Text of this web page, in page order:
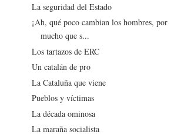
La seguridad del Estado
¡Ah, qué poco cambian los hombres, por
mucho que s...
Los tartazos de ERC
Un catalán de pro
La Cataluña que viene
Pueblos y víctimas
La década ominosa
La maraña socialista